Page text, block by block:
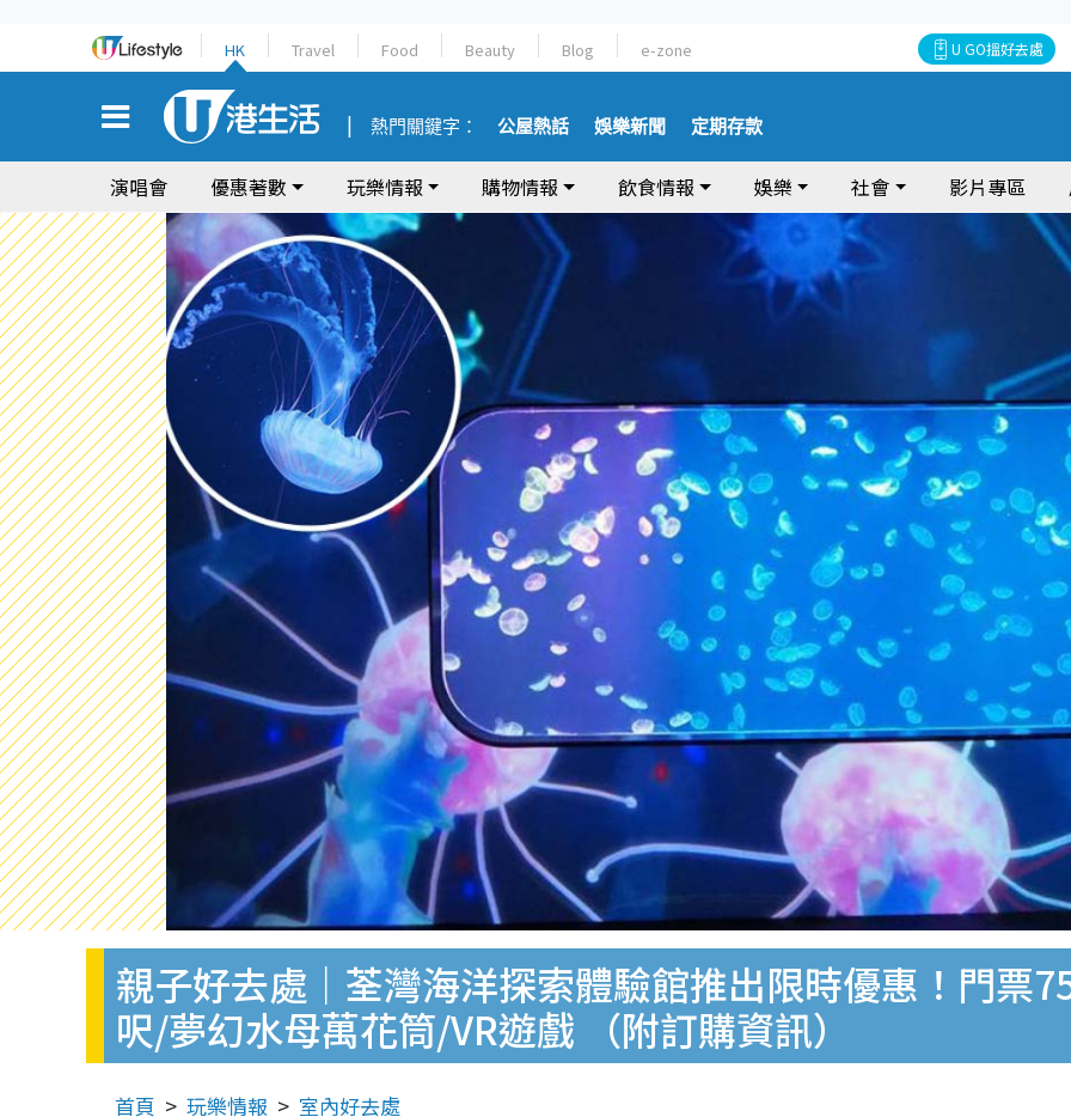
HK Travel Food Beauty Blog e-zone U GO搵好去處
熱門關鍵字： 公屋熱話 娛樂新聞 定期存款
演唱會 優惠著數 玩樂情報 購物情報 飲食情報 娛樂 社會 影片專區
親子好去處｜荃灣海洋探索體驗館推出限時優惠！門票
呎/夢幻水母萬花筒/VR遊戲 （附訂購資訊）
首頁 玩樂情報 室內好去處